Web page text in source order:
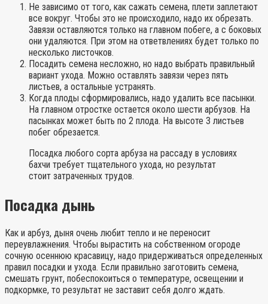
Не зависимо от того, как сажать семена, плети заплетают
все вокруг. Чтобы это не происходило, надо их обрезать.
Завязи оставляются только на главном побеге, а с боковых
они удаляются. При этом на ответвлениях будет только по
несколько листочков.
Посадить семена несложно, но надо выбрать правильный
вариант ухода. Можно оставлять завязи через пять
листьев, а остальные устранять.
Когда плоды сформировались, надо удалить все пасынки.
На главном отростке остается около шести арбузов. На
пасынках может быть по 2 плода. На высоте 3 листьев
побег обрезается.
Посадка любого сорта арбуза на рассаду в условиях
бахчи требует тщательного ухода, но результат
стоит затраченных трудов.
Посадка дынь
Как и арбуз, дыня очень любит тепло и не переносит
переувлажнения. Чтобы вырастить на собственном огороде
сочную осеннюю красавицу, надо придерживаться определенных
правил посадки и ухода. Если правильно заготовить семена,
смешать грунт, побеспокоиться о температуре, освещении и
подкормке, то результат не заставит себя долго ждать.